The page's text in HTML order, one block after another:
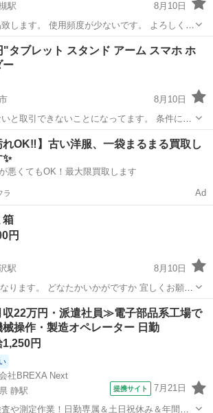
駅
8月10日
します。 使用頻度が少ないです。 よろしくお
東岩槻駅 その他
"タブレット スタンド アーム スマホ ホ
ー
8月10日
と取引できないことになってます。 条件に合
ません。 守った方だけに返信いたします。 何
、私のルールを守れない人には、一切返事はし
...
帯アクセサリー タブレット
れOK‼️】古い洋服、一袋まるまる買取し
悪くてもOK！最大限買取します
ラ Ad
箱
円
駅
8月10日
ります。 どなたかいかがですか 宜しくお願い
所沢駅 携帯アクセサリー
22万円・派遣社員≫電子部品系工場で
械操作・製造オペレーター 日勤
1,250円
社BREXA Next
静駅
提携サイト 7月21日
や測定作業！日勤専属＆土日祝休み＆年間休